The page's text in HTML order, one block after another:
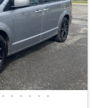
• • • • • •